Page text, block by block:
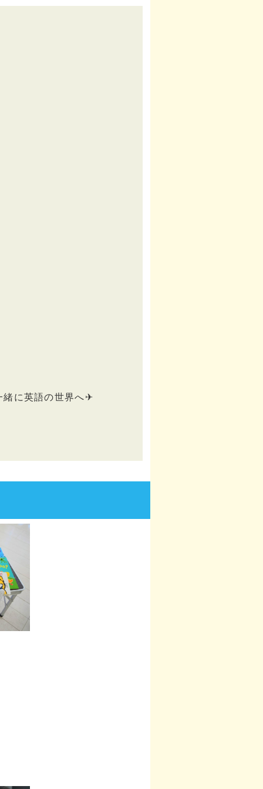
緒に英語の世界へ✈